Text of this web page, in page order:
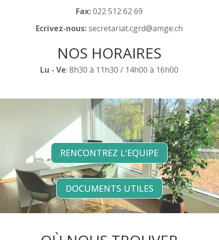
Fax:022 512 62 69
Ecrivez-nous:secretariat.cgrd@amge.ch
NOS HORAIRES
Lu - Ve: 8h30 à 11h30 / 14h00 à 16h00
RENCONTREZ L'EQUIPE
DOCUMENTS UTILES